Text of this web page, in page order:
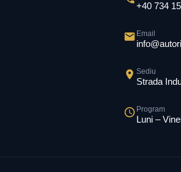
+40 734
Email
Sediu
Strada
Program
Luni –